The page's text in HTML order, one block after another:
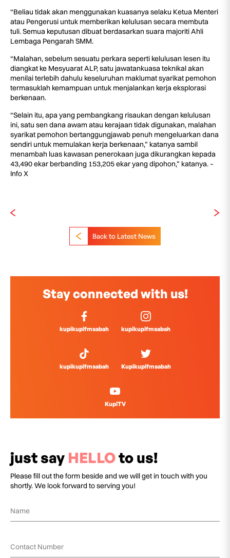
“Beliau tidak akan menggunakan kuasanya selaku Ketua Menteri
atau Pengerusi untuk memberikan kelulusan secara membuta
tuli. Semua keputusan dibuat berdasarkan suara majoriti Ahli
Lembaga Pengarah SMM.
“Malahan, sebelum sesuatu perkara seperti kelulusan lesen itu
diangkat ke Mesyuarat ALP, satu jawatankuasa teknikal akan
menilai terlebih dahulu keseluruhan maklumat syarikat pemohon
termasuklah kemampuan untuk menjalankan kerja eksplorasi
berkenaan.
“Selain itu, apa yang pembangkang risaukan dengan kelulusan
ini, satu sen dana awam atau kerajaan tidak digunakan, malahan
syarikat pemohon bertanggungjawab penuh mengeluarkan dana
sendiri untuk memulakan kerja berkenaan,” katanya sambil
menambah luas kawasan penerokaan juga dikurangkan kepada
43,490 ekar berbanding 153,205 ekar yang dipohon,” katanya. –
Info X
Back to Latest News
Stay connected with us!
kupikupifmsabah kupikupifmsabah
kupikupifmsabah Kupikupifmsabah
KupiTV
just say HELLOto us!
Please fill out the form beside and we will get in touch with you
shortly. We look forward to serving you!